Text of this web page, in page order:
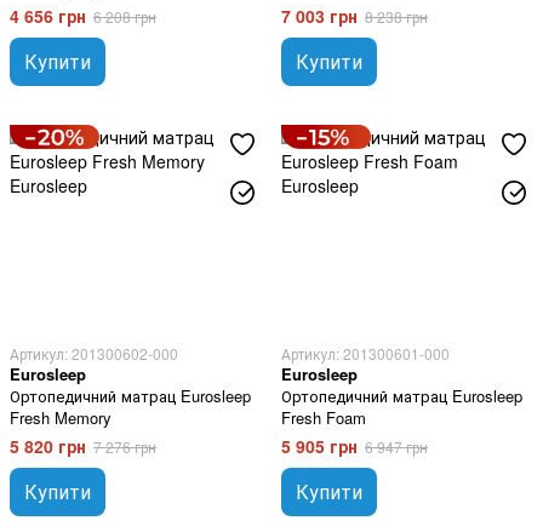
4 656 грн 6 208 грн
Купити
7 003 грн 8 238 грн
Купити
Артикул: 201300602-000
Eurosleep
Ортопедичний матрац Eurosleep
Fresh Memory
5 820 грн 7 276 грн
Купити
Артикул: 201300601-000
Eurosleep
Ортопедичний матрац Eurosleep
Fresh Foam
5 905 грн 6 947 грн
Купити